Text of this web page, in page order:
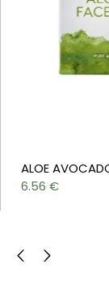
ALOE
6.56 €